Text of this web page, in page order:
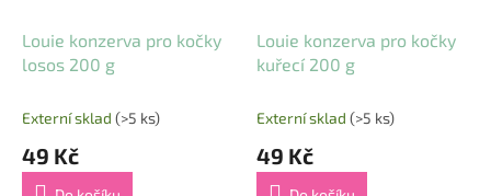
Louie konzerva pro kočky
losos 200 g
Externí sklad (>5 ks)
49 Kč
Louie konzerva pro kočky
kuřecí 200 g
Externí sklad (>5 ks)
49 Kč